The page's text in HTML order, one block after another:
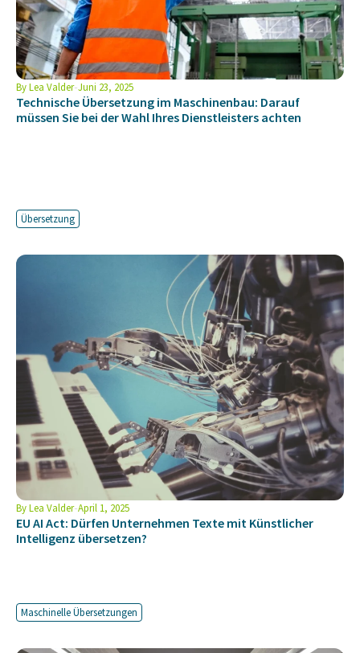
ByLea Valder Juni 23, 2025
Technische Übersetzung im Maschinenbau: Darauf
müssen Sie bei der Wahl Ihres Dienstleisters achten
Übersetzung
ByLea Valder April 1, 2025
EU AI Act: Dürfen Unternehmen Texte mit Künstlicher
Intelligenz übersetzen?
Maschinelle Übersetzungen